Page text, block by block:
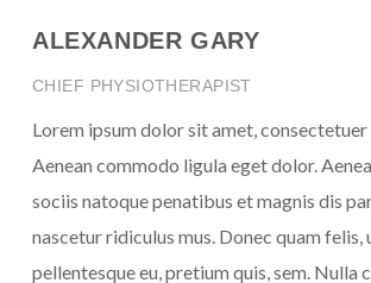
ALEXANDER GARY
CHIEF PHYSIOTHERAPIST
Lorem ipsum dolor sit amet,
Aenean commodo ligula eget dolor.
sociis natoque penatibus et magnis dis
nascetur ridiculus mus. Donec quam felis,
pellentesque eu, pretium quis, sem. Nulla